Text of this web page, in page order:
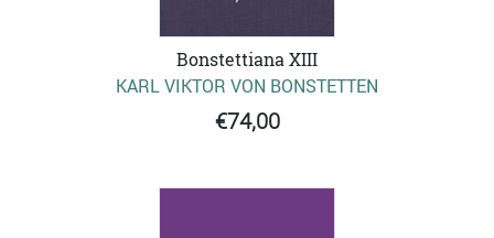
Bonstettiana XIII
KARL VIKTOR VON BONSTETTEN
€74,00